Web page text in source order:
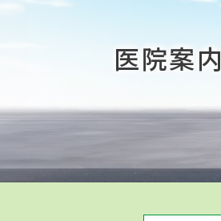
医院案内